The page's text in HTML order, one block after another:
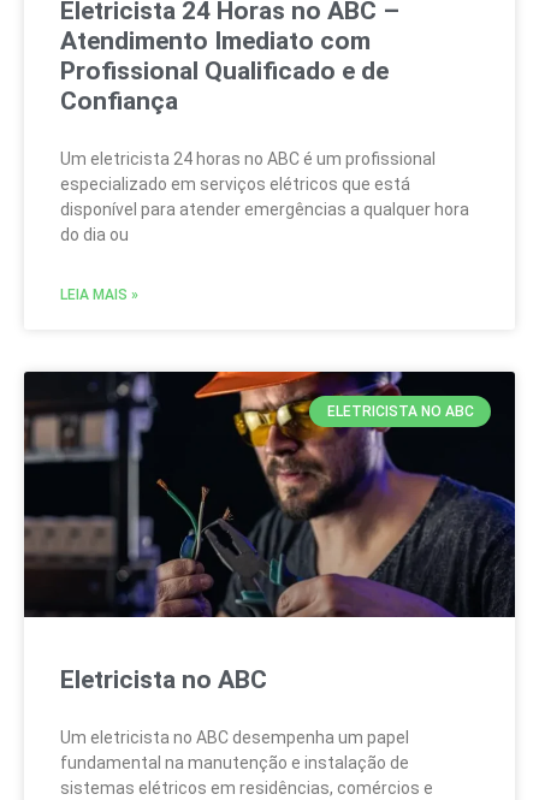
Eletricista 24 Horas no ABC –
Atendimento Imediato com
Profissional Qualificado e de
Confiança
Um eletricista 24 horas no ABC é um profissional
especializado em serviços elétricos que está
disponível para atender emergências a qualquer hora
do dia ou
LEIA MAIS »
ELETRICISTA NO ABC
Eletricista no ABC
Um eletricista no ABC desempenha um papel
fundamental na manutenção e instalação de
sistemas elétricos em residências, comércios e